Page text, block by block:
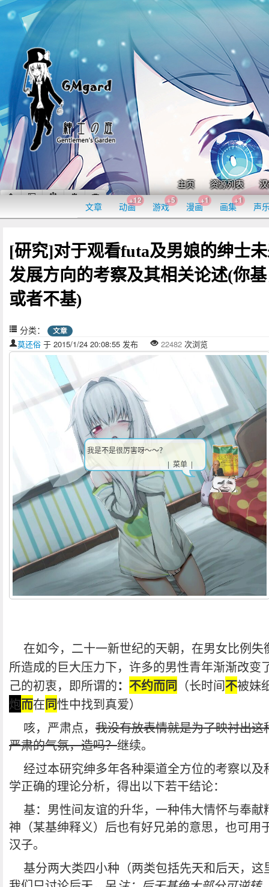
主页 资源列表
文章 动画
+12
游戏
+5
漫画
+1
画集
+1
声
[研究]对于观看futa及男娘的绅士
发展方向的考察及其相关论述(你
或者不基)
分类： 文章
莫还俗 于 2015/1/24 20:08:55 发布 22482 次浏览
在如今，二十一新世纪的天朝，在男女比例失
所造成的巨大压力下，许多的男性青年渐渐改变
己的初衷，即所谓的： 不约而同 （长时间不被妹
炮而在同性中找到真爱）
咳，严肃点， 我没有放表情就是为了映衬出这
严肃的气氛，造吗？继续。
经过本研究绅多年各种渠道全方位的考察以及
学正确的理论分析，得出以下若干结论：
基：男性间友谊的升华，一种伟大情怀与奉献
神（某基绅释义）后也有好兄弟的意思，也可用
汉子。
基分两大类四小种（两类包括先天和后天，这
我是不是很厉害呀～～？
| 菜单 |